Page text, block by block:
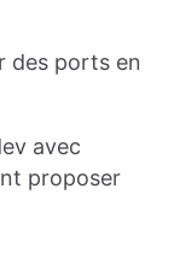
des ports en
avec
proposer